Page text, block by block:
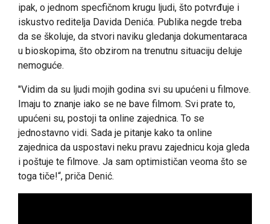
ipak, o jednom specfičnom krugu ljudi, što potvrđuje i
iskustvo reditelja Davida Denića. Publika negde treba
da se školuje, da stvori naviku gledanja dokumentaraca
u bioskopima, što obzirom na trenutnu situaciju deluje
nemoguće.
"Vidim da su ljudi mojih godina svi su upućeni u filmove.
Imaju to znanje iako se ne bave filmom. Svi prate to,
upućeni su, postoji ta online zajednica. To se
jednostavno vidi. Sada je pitanje kako ta online
zajednica da uspostavi neku pravu zajednicu koja gleda
i poštuje te filmove. Ja sam optimističan veoma što se
toga tiče!“, priča Denić.